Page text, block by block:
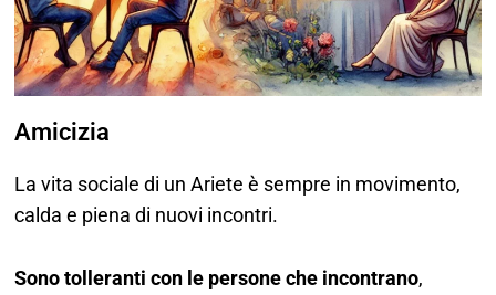
Amicizia
La vita sociale di un Ariete è sempre in movimento,
calda e piena di nuovi incontri.
Sono tolleranti con le persone che incontrano,